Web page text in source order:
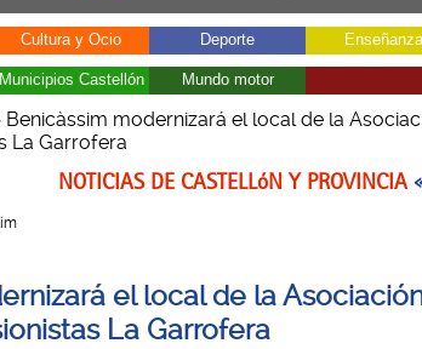
Cultura y Ocio Deporte Enseñanza
Municipios Castellón Mundo motor
modernizará el local de la
La Garrofera
NOTICIAS DE CASTELLóN Y PROVINCIA
el local de la
La Garrofera